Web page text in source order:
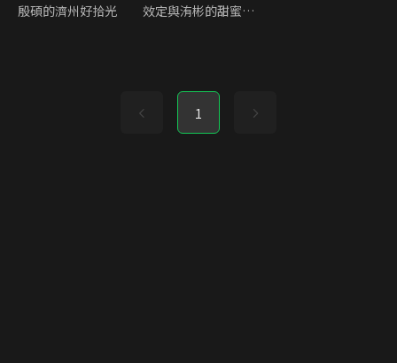
殷碩的濟州好拾光 效定與洧彬的甜蜜小屋
1